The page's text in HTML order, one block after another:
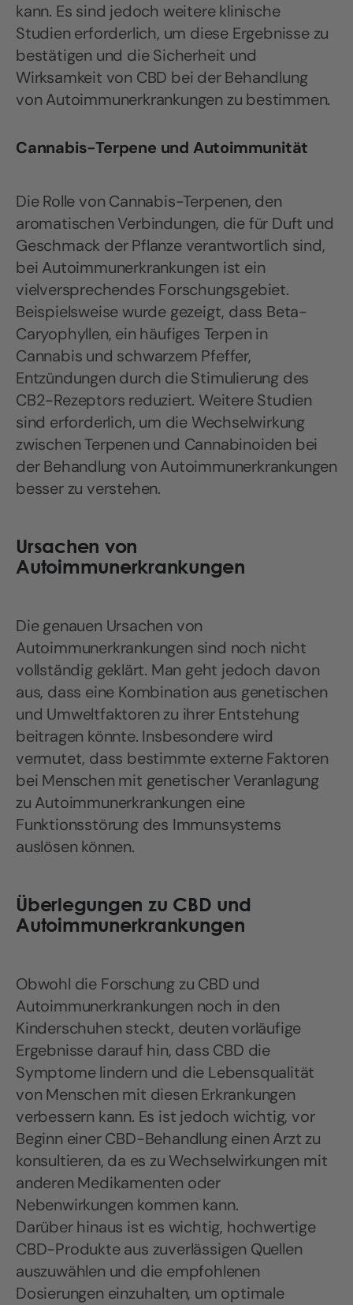
kann. Es sind jedoch weitere klinische
Studien erforderlich, um diese Ergebnisse zu
bestätigen und die Sicherheit und
Wirksamkeit von CBD bei der Behandlung
von Autoimmunerkrankungen zu bestimmen.
Cannabis-Terpene und Autoimmunität
Die Rolle von Cannabis-Terpenen, den
aromatischen Verbindungen, die für Duft und
Geschmack der Pflanze verantwortlich sind,
bei Autoimmunerkrankungen ist ein
vielversprechendes Forschungsgebiet.
Beispielsweise wurde gezeigt, dass Beta-
Caryophyllen, ein häufiges Terpen in
Cannabis und schwarzem Pfeffer,
Entzündungen durch die Stimulierung des
CB2-Rezeptors reduziert. Weitere Studien
sind erforderlich, um die Wechselwirkung
zwischen Terpenen und Cannabinoiden bei
der Behandlung von Autoimmunerkrankungen
besser zu verstehen.
Ursachen von
Autoimmunerkrankungen
Die genauen Ursachen von
Autoimmunerkrankungen sind noch nicht
vollständig geklärt. Man geht jedoch davon
aus, dass eine Kombination aus genetischen
und Umweltfaktoren zu ihrer Entstehung
beitragen könnte. Insbesondere wird
vermutet, dass bestimmte externe Faktoren
bei Menschen mit genetischer Veranlagung
zu Autoimmunerkrankungen eine
Funktionsstörung des Immunsystems
auslösen können.
Überlegungen zu CBD und
Autoimmunerkrankungen
Obwohl die Forschung zu CBD und
Autoimmunerkrankungen noch in den
Kinderschuhen steckt, deuten vorläufige
Ergebnisse darauf hin, dass CBD die
Symptome lindern und die Lebensqualität
von Menschen mit diesen Erkrankungen
verbessern kann. Es ist jedoch wichtig, vor
Beginn einer CBD-Behandlung einen Arzt zu
konsultieren, da es zu Wechselwirkungen mit
anderen Medikamenten oder
Nebenwirkungen kommen kann.
Darüber hinaus ist es wichtig, hochwertige
CBD-Produkte aus zuverlässigen Quellen
auszuwählen und die empfohlenen
Dosierungen einzuhalten, um optimale